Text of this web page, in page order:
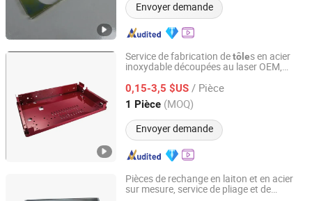
Envoyer demande
Service de fabrication detôles en acier
inoxydable découpées au laser OEM,
d'anodisation de coque en métal
0,15-3,5 $US / Pièce
1 Pièce (MOQ)
Envoyer demande
Yantai Tuomax International Trade Co., Ltd
Shandong, China Depuis 2025
Pièces de rechange en laiton et en acier
sur mesure, service de pliage et de
Shanghai Raycool Industrial Co., Ltd.